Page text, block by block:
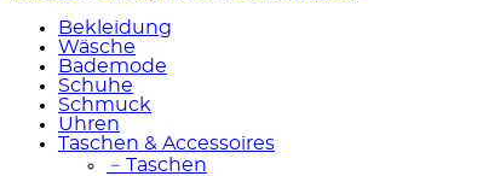
Bekleidung
Wäsche
Bademode
Schuhe
Schmuck
Uhren
Taschen & Accessoires
﹣ Taschen